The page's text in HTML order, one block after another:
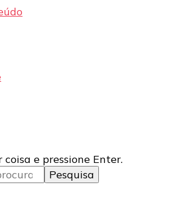
e pressione Enter.